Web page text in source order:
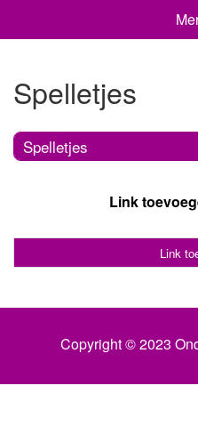
Spelletjes
Spelletjes
Link
Link
Copyright © 2023